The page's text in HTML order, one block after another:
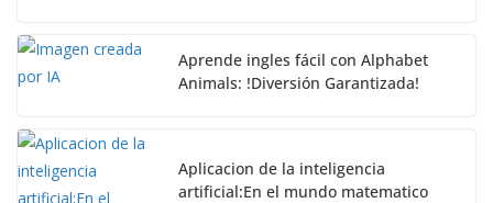
Aprende ingles fácil con Alphabet
Animals: !Diversión Garantizada!
Aplicacion de la inteligencia
artificial:En el mundo matematico